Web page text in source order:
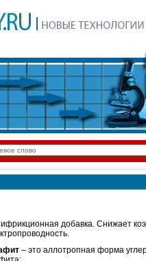
добавка. Снижает
– это аллотропная форма